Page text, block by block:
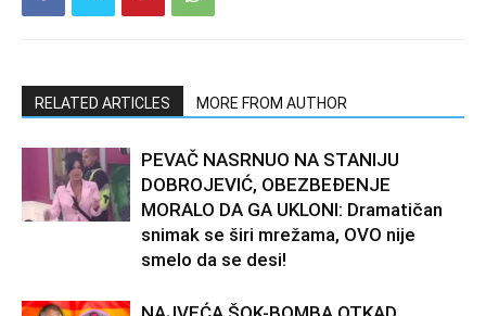
RELATED ARTICLES MORE FROM AUTHOR
PEVAČ NASRNUO NA STANIJU
DOBROJEVIĆ, OBEZBEĐENJE
MORALO DA GA UKLONI: Dramatičan
snimak se širi mrežama, OVO nije
smelo da se desi!